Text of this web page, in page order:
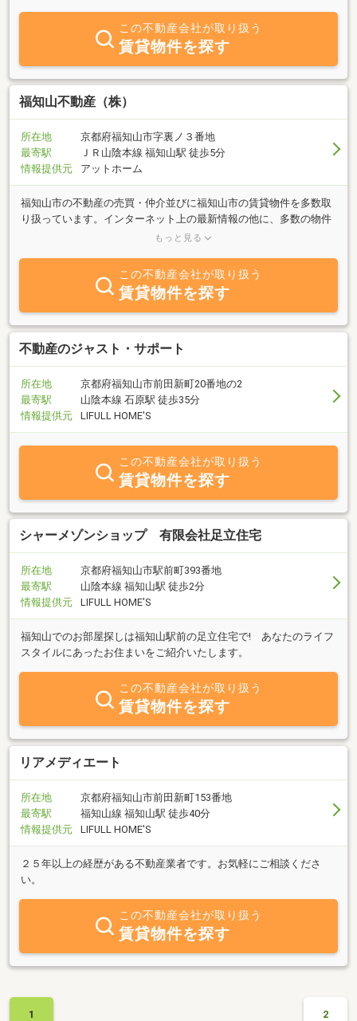
木工事、プロパンガス販売、住宅設備工事・器具販売、コインラン
ドリー、コイン精米、総本家広瀬家特製ラーメン第一旭、ら～めん
格別ヤ、和食個室 北新地 暁、CAFE&DINING ORTHSHORE、寛屋な
ども経営しており、トータルでお客様をサポートいたします。
この不動産会社が取り扱う
賃貸物件を探す
福知山不動産（株）
所在地
京都府福知山市字裏ノ３番地
最寄駅
ＪＲ山陰本線 福知山駅 徒歩5分
情報提供元
アットホーム
福知山市の不動産の売買・仲介並びに福知山市の賃貸物件を多数取
り扱っています。インターネット上の最新情報の他に、多数の物件
情報をご用意してみなさまからのお問い合わせをお待ちしておりま
ます。いずれのサービスもすべて無料です。お気軽にお越しくださ
もっと見る
この不動産会社が取り扱う
賃貸物件を探す
不動産のジャスト・サポート
所在地
京都府福知山市前田新町20番地の2
最寄駅
山陰本線 石原駅 徒歩35分
情報提供元
LIFULL HOME'S
この不動産会社が取り扱う
賃貸物件を探す
シャーメゾンショップ 有限会社足立住宅
所在地
京都府福知山市駅前町393番地
最寄駅
山陰本線 福知山駅 徒歩2分
情報提供元
LIFULL HOME'S
福知山でのお部屋探しは福知山駅前の足立住宅で! あなたのライフ
スタイルにあったお住まいをご紹介いたします。
この不動産会社が取り扱う
賃貸物件を探す
リアメディエート
所在地
京都府福知山市前田新町153番地
最寄駅
福知山線 福知山駅 徒歩40分
情報提供元
LIFULL HOME'S
２５年以上の経歴がある不動産業者です。お気軽にご相談くださ
い。
この不動産会社が取り扱う
賃貸物件を探す
1 2